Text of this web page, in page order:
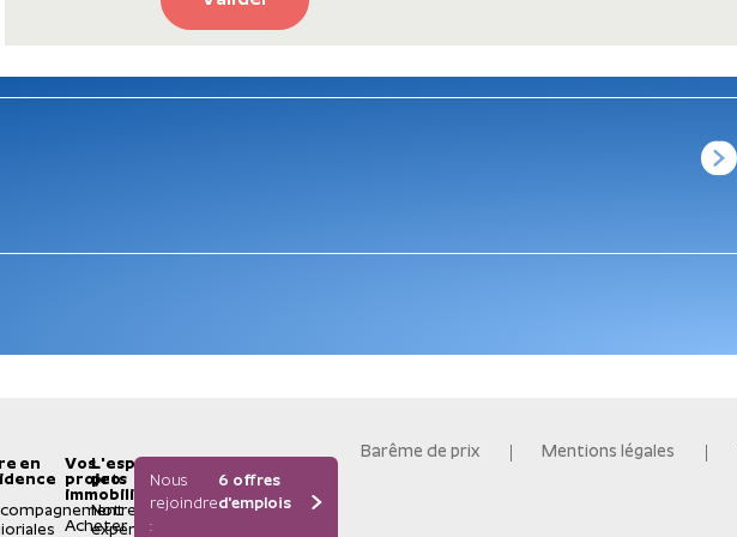
en
Vos
projets
immobiliers
Acheter
L'espace
pro
Notre
expertise
Nous
rejoindre
:
6 offres
d'emplois
Barême de prix Mentions légales